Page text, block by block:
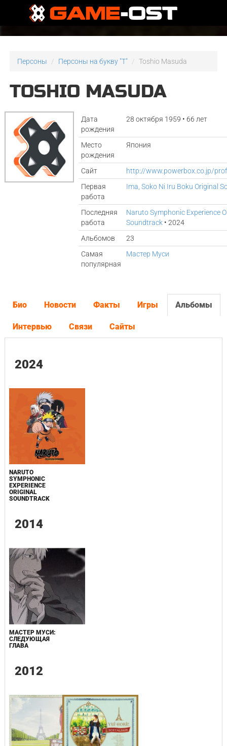
Персоны Персоны на букву "T" Toshio Masuda
TOSHIO MASUDA
Дата
рождения
28 октября 1959 • 66 лет
Место
рождения
Япония
Сайт
http://www.powerbox.co.jp/
Первая
работа
Ima, Soko Ni Iru Boku Original
Последняя
работа
Naruto Symphonic Experience
Soundtrack • 2024
Альбомов
23
Самая
популярная
Мастер Муси
Био Новости Факты Игры Альбомы
Интервью Связи Сайты
2024
NARUTO
SYMPHONIC
EXPERIENCE
ORIGINAL
SOUNDTRACK
2014
МАСТЕР МУСИ:
СЛЕДУЮЩАЯ
ГЛАВА
2012